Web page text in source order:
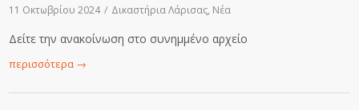
11 Οκτωβρίου 2024 / Δικαστήρια Λάρισας, Νέα
Δείτε την ανακοίνωση στο συνημμένο αρχείο
περισσότερα →